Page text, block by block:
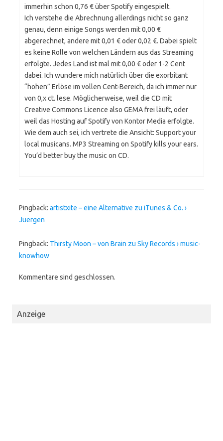
immerhin schon 0,76 € über Spotify eingespielt.
Ich verstehe die Abrechnung allerdings nicht so ganz
genau, denn einige Songs werden mit 0,00 €
abgerechnet, andere mit 0,01 € oder 0,02 €. Dabei spielt
es keine Rolle von welchen Ländern aus das Streaming
erfolgte. Jedes Land ist mal mit 0,00 € oder 1-2 Cent
dabei. Ich wundere mich natürlich über die exorbitant
“hohen” Erlöse im vollen Cent-Bereich, da ich immer nur
von 0,x ct. lese. Möglicherweise, weil die CD mit
Creative Commons Licence also GEMA frei läuft, oder
weil das Hosting auf Spotify von Kontor Media erfolgte.
Wie dem auch sei, ich vertrete die Ansicht: Support your
local musicans. MP3 Streaming on Spotify kills your ears.
You’d better buy the music on CD.
Pingback: artistxite – eine Alternative zu iTunes & Co. ›
Juergen
Pingback: Thirsty Moon – von Brain zu Sky Records › music-
knowhow
Kommentare sind geschlossen.
Anzeige